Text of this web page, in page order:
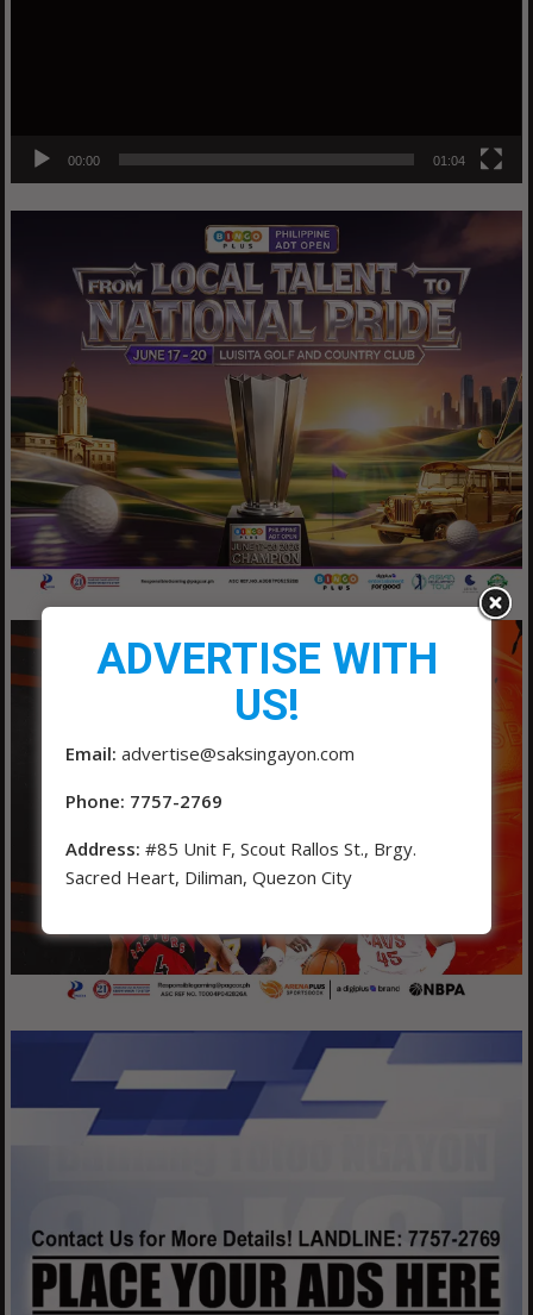
00:00 01:04
ADVERTISE WITH
US!
Email: advertise@saksingayon.com
Phone: 7757-2769
Address: #85 Unit F, Scout Rallos St., Brgy.
Sacred Heart, Diliman, Quezon City